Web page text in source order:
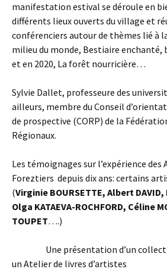
manifestation estival se déroule en
différents lieux ouverts du village et
conférenciers autour de thèmes lié à
milieu du monde, Bestiaire enchanté,
et en 2020, La forêt nourricière…
Sylvie Dallet, professeure des
ailleurs, membre du Conseil
de prospective (CORP) de la
Régionaux.
Les témoignages sur l’expérience des
Foreztiers depuis dix ans: certains
(Virginie BOURSETTE, Albert DAVID,
Olga KATAEVA-ROCHFORD, Céline
TOUPET….)
Une présentation d’un collectif
un Atelier de livres d’artistes